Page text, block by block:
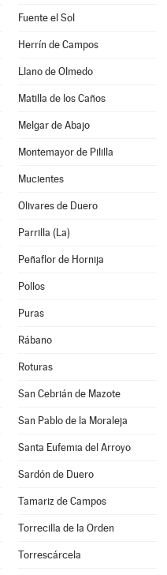
Fuente el Sol
Herrín de Campos
Llano de Olmedo
Matilla de los Caños
Melgar de Abajo
Montemayor de Pililla
Mucientes
Olivares de Duero
Parrilla (La)
Peñaflor de Hornija
Pollos
Puras
Rábano
Roturas
San Cebrián de Mazote
San Pablo de la Moraleja
Santa Eufemia del Arroyo
Sardón de Duero
Tamariz de Campos
Torrecilla de la Orden
Torrescárcela